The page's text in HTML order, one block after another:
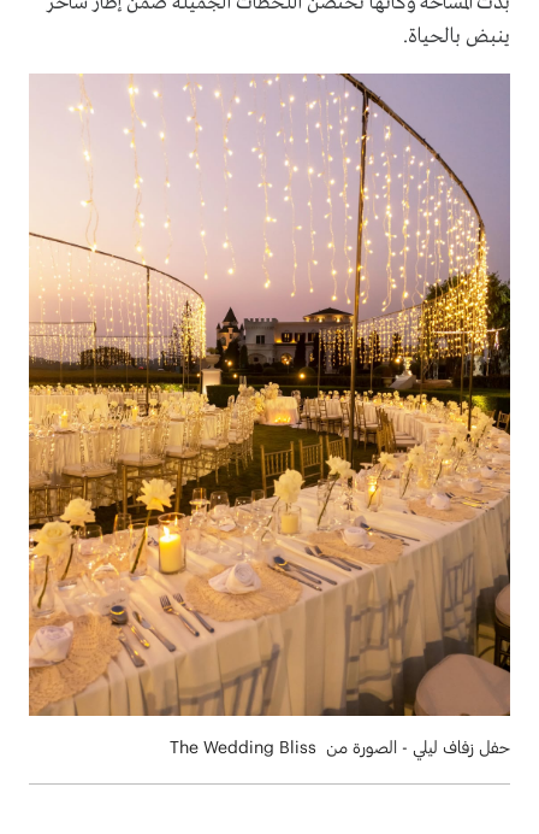
ينبض بالحياة.
حفل زفاف ليلي - الصورة من The Wedding Bliss